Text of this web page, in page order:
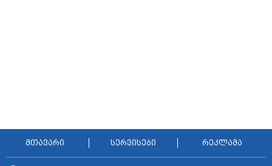
მთავარი სერვისები რეკლამა